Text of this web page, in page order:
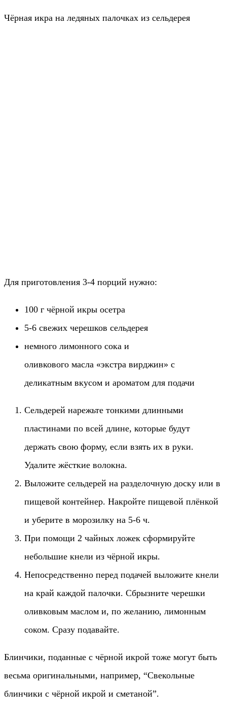
Чёрная икра на ледяных палочках из сельдерея
Для приготовления 3-4 порций нужно:
100 г чёрной икры осетра
5-6 свежих черешков сельдерея
немного лимонного сока и
оливкового масла «экстра вирджин» с
деликатным вкусом и ароматом для подачи
Сельдерей нарежьте тонкими длинными
пластинами по всей длине, которые будут
держать свою форму, если взять их в руки.
Удалите жёсткие волокна.
Выложите сельдерей на разделочную доску или в
пищевой контейнер. Накройте пищевой плёнкой
и уберите в морозилку на 5-6 ч.
При помощи 2 чайных ложек сформируйте
небольшие кнели из чёрной икры.
Непосредственно перед подачей выложите кнели
на край каждой палочки. Сбрызните черешки
оливковым маслом и, по желанию, лимонным
соком. Сразу подавайте.
Блинчики, поданные с чёрной икрой тоже могут быть
весьма оригинальными, например, “Свекольные
блинчики с чёрной икрой и сметаной”.